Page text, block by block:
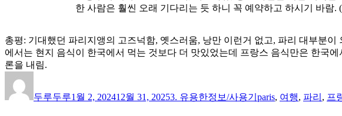
한 사람은 훨씬 오래 기다리는 듯 하니 꼭 예약하고 하시기 바람.
총평: 기대했던 파리지앵의 고즈넉함, 옛스러움, 낭만 이런거 없고, 파리 대부분
에서는 현지 음식이 한국에서 먹는 것보다 더 맛있었는데 프랑스 음식만은 한국
론을 내림.
이
두루두루일
1월 2, 202412월 31, 2025고
3. 유용한정보/사용기 paris, 여행, 파리 , 프